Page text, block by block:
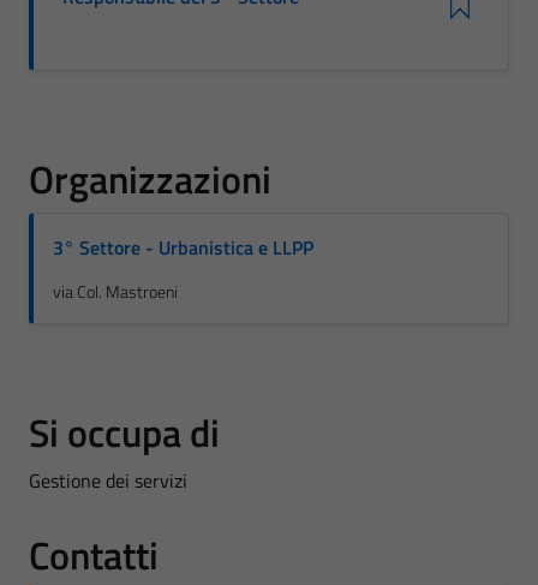
Organizzazioni
3° Settore - Urbanistica e LLPP
via Col. Mastroeni
Si occupa di
Gestione dei servizi
Contatti